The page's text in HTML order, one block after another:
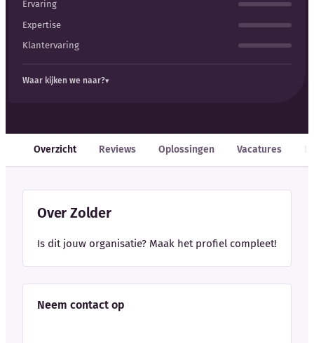
Ervaring
Expertise
Klantervaring
Waar kijken we naar?
Overzicht Reviews Oplossingen Vacatures
Over Zolder
Is dit jouw organisatie? Maak het profiel compleet!
Neem contact op